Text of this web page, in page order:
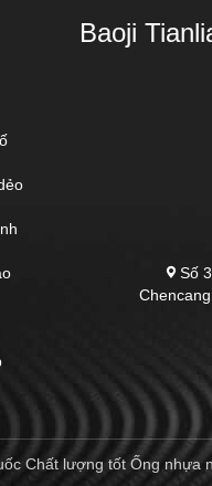
Baoji
Số
Chất lượng tốt Ống nhựa